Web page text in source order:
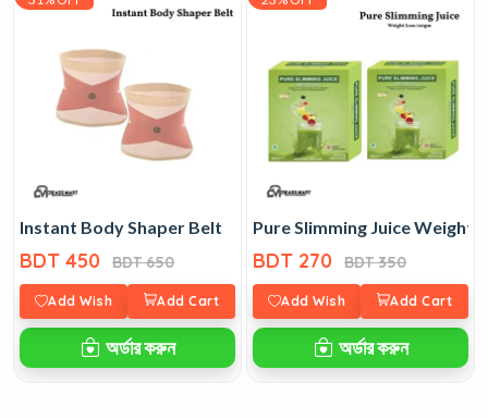
Instant Body Shaper Belt
BDT 450 BDT 650
Add Wish Add Cart
অর্ডার করুন
Pure Slimming Juice Weight
BDT 270 BDT 350
Add Wish Add Cart
অর্ডার করুন